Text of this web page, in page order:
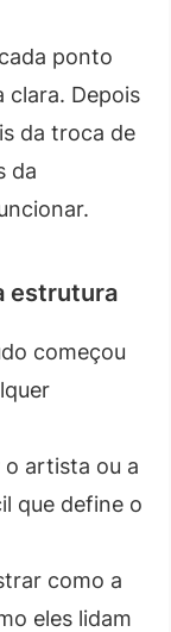
ponto
clara. Depois
da troca de
da
estrutura
começou
o artista ou a
que define o
como a
eles lidam